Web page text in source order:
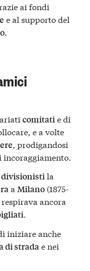
ai fondi
e al supporto del
.
comitatie di
e a volte
, prodigandosi
incoraggiamento.
divisionistila
a Milano (1875-
ancora
.
iniziare anche
di stradae nei